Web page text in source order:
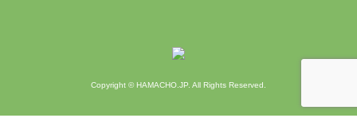
Copyright © HAMACHO.JP. All Rights Reserved.